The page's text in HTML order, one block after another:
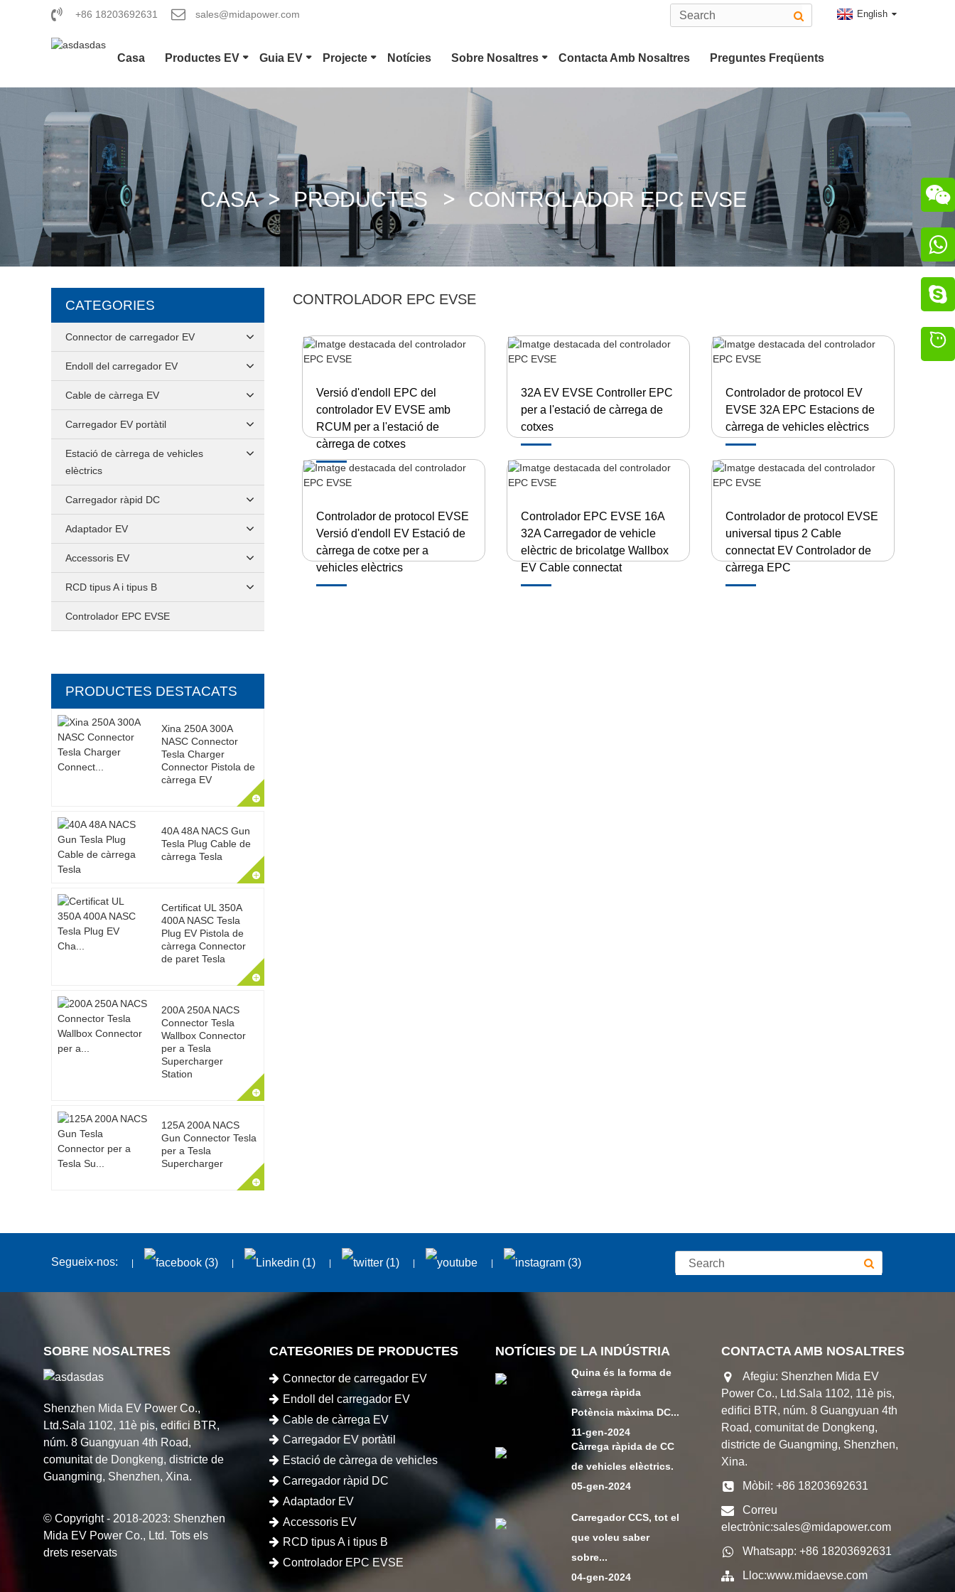
+86 18203692631 sales@midapower.com English
Casa Productes EV
Endoll CCS Combo 2
Pistola De CC GB/T Connector ChaoJi
Guia EV Projecte Notícies Sobre Nosaltres Contacta Amb Nosaltres Preguntes Freqüents
CASA PRODUCTES CONTROLADOR EPC EVSE
CATEGORIES
Connector de carregador EV
Endoll del carregador EV
Cable de càrrega EV
Carregador EV portàtil
Estació de càrrega de vehicles
elèctrics
Carregador ràpid DC
Adaptador EV
Accessoris EV
RCD tipus A i tipus B
Controlador EPC EVSE
PRODUCTES DESTACATS
Xina 250A 300A
NASC Connector
Tesla Charger
Connector Pistola de
càrrega EV
40A 48A NACS Gun
Tesla Plug Cable de
càrrega Tesla
Certificat UL 350A
400A NASC Tesla
Plug EV Pistola de
càrrega Connector
de paret Tesla
200A 250A NACS
Connector Tesla
Wallbox Connector
per a Tesla
Supercharger
Station
125A 200A NACS
Gun Connector Tesla
per a Tesla
Supercharger
CONTROLADOR EPC EVSE
Versió d'endoll EPC del
controlador EV EVSE amb
RCUM per a l'estació de
càrrega de cotxes
32A EV EVSE Controller EPC
per a l'estació de càrrega de
cotxes
Controlador de protocol EV
EVSE 32A EPC Estacions de
càrrega de vehicles elèctrics
Controlador de protocol EVSE
Versió d'endoll EV Estació de
càrrega de cotxe per a
vehicles elèctrics
Controlador EPC EVSE 16A
32A Carregador de vehicle
elèctric de bricolatge Wallbox
EV Cable connectat
Controlador de protocol EVSE
universal tipus 2 Cable
connectat EV Controlador de
càrrega EPC
Segueix-nos:
SOBRE NOSALTRES
Shenzhen Mida EV Power Co.,
Ltd.Sala 1102, 11è pis, edifici BTR,
núm. 8 Guangyuan 4th Road,
comunitat de Dongkeng, districte de
Guangming, Shenzhen, Xina.
© Copyright - 2018-2023: Shenzhen
Mida EV Power Co., Ltd. Tots els
drets reservats
CATEGORIES DE PRODUCTES
Connector de carregador EV
Endoll del carregador EV
Cable de càrrega EV
Carregador EV portàtil
Estació de càrrega de vehicles
elèctrics
Carregador ràpid DC
Adaptador EV
Accessoris EV
RCD tipus A i tipus B
Controlador EPC EVSE
NOTÍCIES DE LA INDÚSTRIA
Quina és la forma de
càrrega ràpida
Potència màxima DC...
11-gen-2024
Càrrega ràpida de CC
de vehicles elèctrics.
05-gen-2024
Carregador CCS, tot el
que voleu saber
sobre...
04-gen-2024
CONTACTA AMB NOSALTRES
Afegiu: Shenzhen Mida EV
Power Co., Ltd.Sala 1102, 11è pis,
edifici BTR, núm. 8 Guangyuan 4th
Road, comunitat de Dongkeng,
districte de Guangming, Shenzhen,
Xina.
Mòbil: +86 18203692631
Correu
electrònic:sales@midapower.com
Whatsapp: +86 18203692631
Lloc:www.midaevse.com


